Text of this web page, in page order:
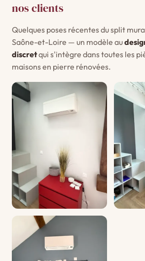
nos clients
Quelques poses récentes du split
Saône-et-Loire — un modèle au
discretqui s'intègre dans toutes les
maisons en pierre rénovées.